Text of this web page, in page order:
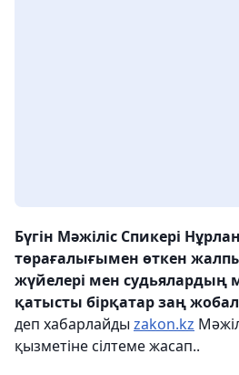
Бүгін Мәжіліс Спикері
төрағалығымен өткен
жүйелері мен судьялардың
қатысты бірқатар заң
деп хабарлайды zakon.kz
қызметіне сілтеме жасап..